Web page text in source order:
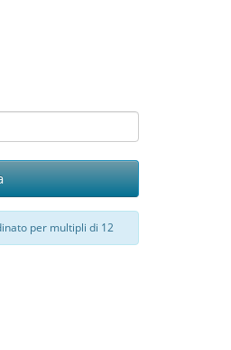
per multipli di 12